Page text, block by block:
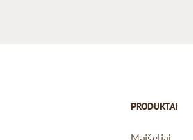
PRODUKTAI